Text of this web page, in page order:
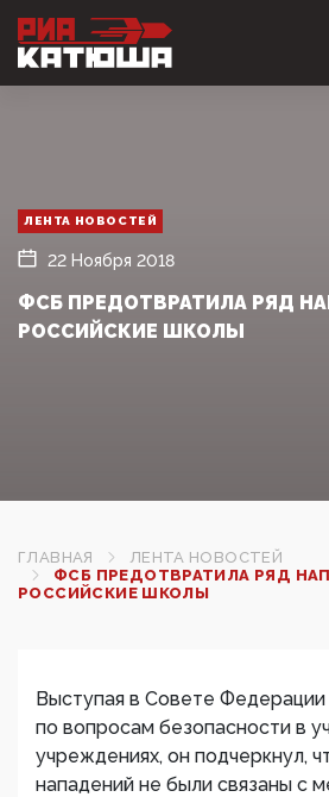
ЛЕНТА НОВОСТЕЙ
22 Ноября 2018
ФСБ ПРЕДОТВРАТИЛА РЯД
РОССИЙСКИЕ ШКОЛЫ
ГЛАВНАЯ
ЛЕНТА НОВОСТЕЙ
ФСБ ПРЕДОТВРАТИЛА РЯД
РОССИЙСКИЕ ШКОЛЫ
Выступая в Совете Федерации
по вопросам безопасности в
учреждениях, он подчеркнул,
нападений не были связаны с